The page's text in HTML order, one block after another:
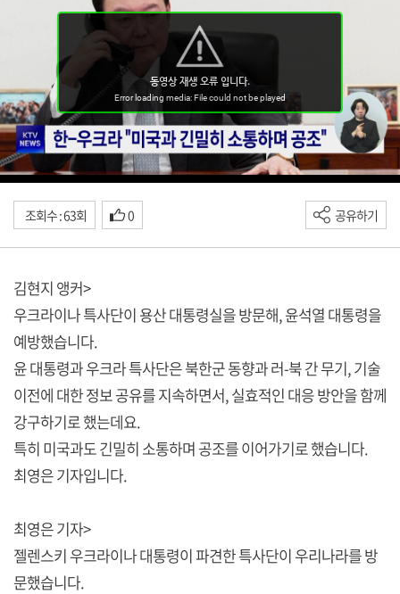
조회수 : 63회 0 공유하기
김현지 앵커>
우크라이나 특사단이 용산 대통령실을 방문해, 윤석열 대통령을
예방했습니다.
윤 대통령과 우크라 특사단은 북한군 동향과 러-북 간 무기, 기술
이전에 대한 정보 공유를 지속하면서, 실효적인 대응 방안을 함께
강구하기로 했는데요.
특히 미국과도 긴밀히 소통하며 공조를 이어가기로 했습니다.
최영은 기자입니다.
최영은 기자>
젤렌스키 우크라이나 대통령이 파견한 특사단이 우리나라를 방
문했습니다.